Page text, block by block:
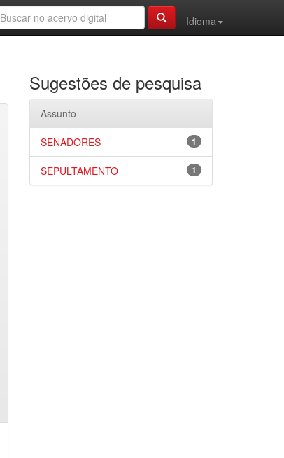
Idioma
Sugestões de pesquisa
Assunto
1
SENADORES
1
SEPULTAMENTO